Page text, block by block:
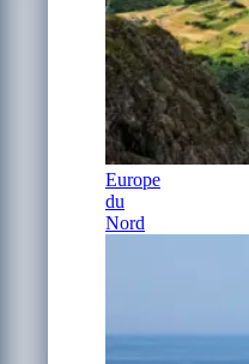
Europe
du
Nord